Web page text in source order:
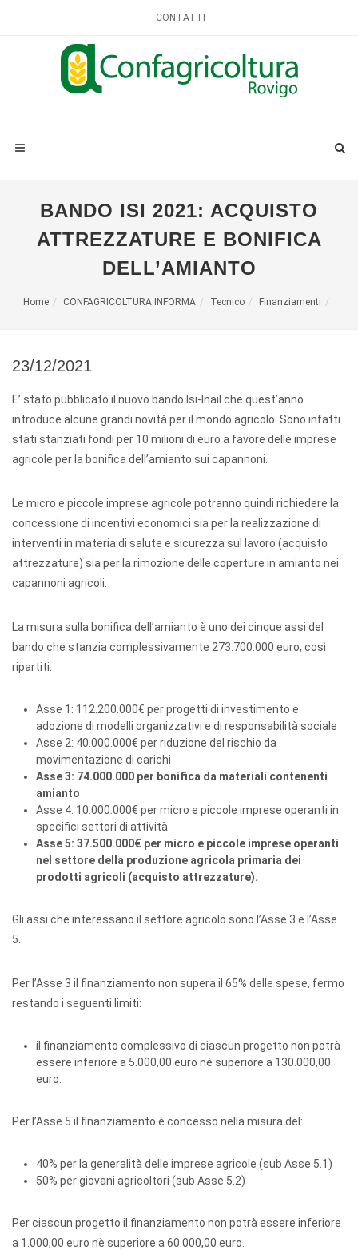
CONTATTI
BANDO ISI 2021: ACQUISTO
ATTREZZATURE E BONIFICA
DELL’AMIANTO
Home CONFAGRICOLTURA INFORMA Tecnico Finanziamenti
23/12/2021
E’ stato pubblicato il nuovo bando Isi-Inail che quest’anno
introduce alcune grandi novità per il mondo agricolo. Sono infatti
stati stanziati fondi per 10 milioni di euro a favore delle imprese
agricole per la bonifica dell’amianto sui capannoni.
Le micro e piccole imprese agricole potranno quindi richiedere la
concessione di incentivi economici sia per la realizzazione di
interventi in materia di salute e sicurezza sul lavoro (acquisto
attrezzature) sia per la rimozione delle coperture in amianto nei
capannoni agricoli.
La misura sulla bonifica dell’amianto è uno dei cinque assi del
bando che stanzia complessivamente 273.700.000 euro, così
ripartiti:
Asse 1: 112.200.000€ per progetti di investimento e
adozione di modelli organizzativi e di responsabilità sociale
Asse 2: 40.000.000€ per riduzione del rischio da
movimentazione di carichi
Asse 3: 74.000.000 per bonifica da materiali contenenti
amianto
Asse 4: 10.000.000€ per micro e piccole imprese operanti in
specifici settori di attività
Asse 5: 37.500.000€ per micro e piccole imprese operanti
nel settore della produzione agricola primaria dei
prodotti agricoli (acquisto attrezzature).
Gli assi che interessano il settore agricolo sono l’Asse 3 e l’Asse
5.
Per l’Asse 3 il finanziamento non supera il 65% delle spese, fermo
restando i seguenti limiti:
il finanziamento complessivo di ciascun progetto non potrà
essere inferiore a 5.000,00 euro nè superiore a 130.000,00
euro.
Per l’Asse 5 il finanziamento è concesso nella misura del:
40% per la generalità delle imprese agricole (sub Asse 5.1)
50% per giovani agricoltori (sub Asse 5.2)
Per ciascun progetto il finanziamento non potrà essere inferiore
a 1.000,00 euro nè superiore a 60.000,00 euro.